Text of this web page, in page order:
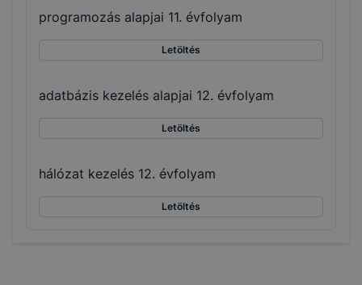
programozás alapjai 11. évfolyam
Letöltés
adatbázis kezelés alapjai 12. évfolyam
Letöltés
hálózat kezelés 12. évfolyam
Letöltés